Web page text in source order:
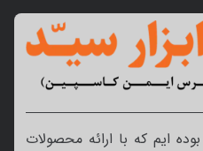
ایم که با ارائه محصولات